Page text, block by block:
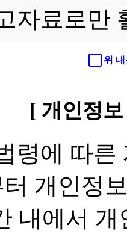
자료로만
위
[ 개인정
령에 따른
개인정
내에서